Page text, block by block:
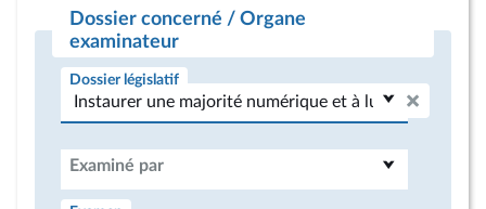
Dossier concerné / Organe
examinateur
Dossier législatif
Examiné par